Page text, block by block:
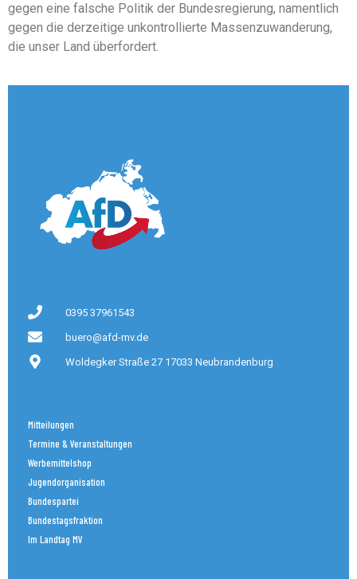
gegen eine falsche Politik der Bundesregierung, namentlich
gegen die derzeitige unkontrollierte Massenzuwanderung,
die unser Land überfordert.
0395 37961543
buero@afd-mv.de
Woldegker Straße 27 17033 Neubrandenburg
Mitteilungen
Termine & Veranstaltungen
Werbemittelshop
Jugendorganisation
Bundespartei
Bundestagsfraktion
Im Landtag MV